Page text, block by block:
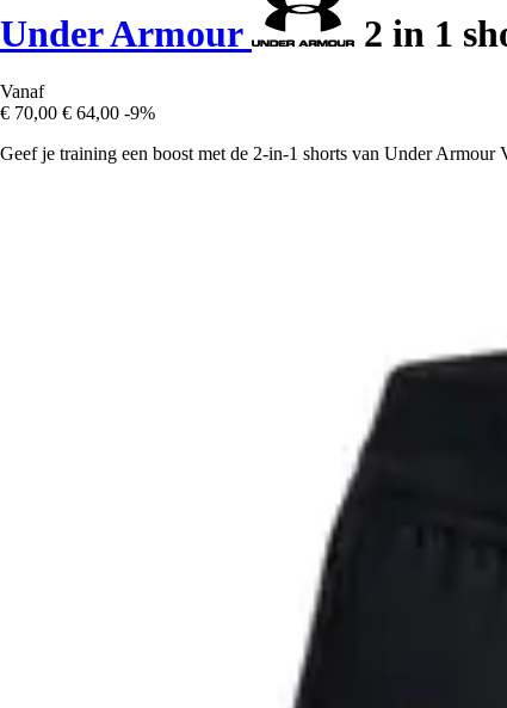
Under Armour 2 in 1
Vanaf
€ 70,00 € 64,00 -9%
Geef je training een boost met de 2-in-1 shorts van Under